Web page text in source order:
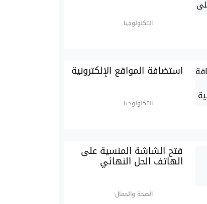
التكنولوجيا
استضافة المواقع الإلكترونية
التكنولوجيا
فتح الشاشة المنسية على
الهاتف الحل النهائي
الصحة والجمال